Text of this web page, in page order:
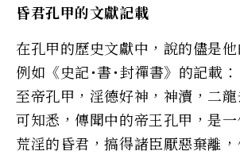
昏君孔甲的文獻記載
在孔甲的歷史文獻中，說的儘是他
例如《史記･書･封禪書》的記載
至帝孔甲，淫德好神，神瀆，二
可知悉，傳聞中的帝王孔甲，是
荒淫的昏君，搞得諸臣厭惡棄離